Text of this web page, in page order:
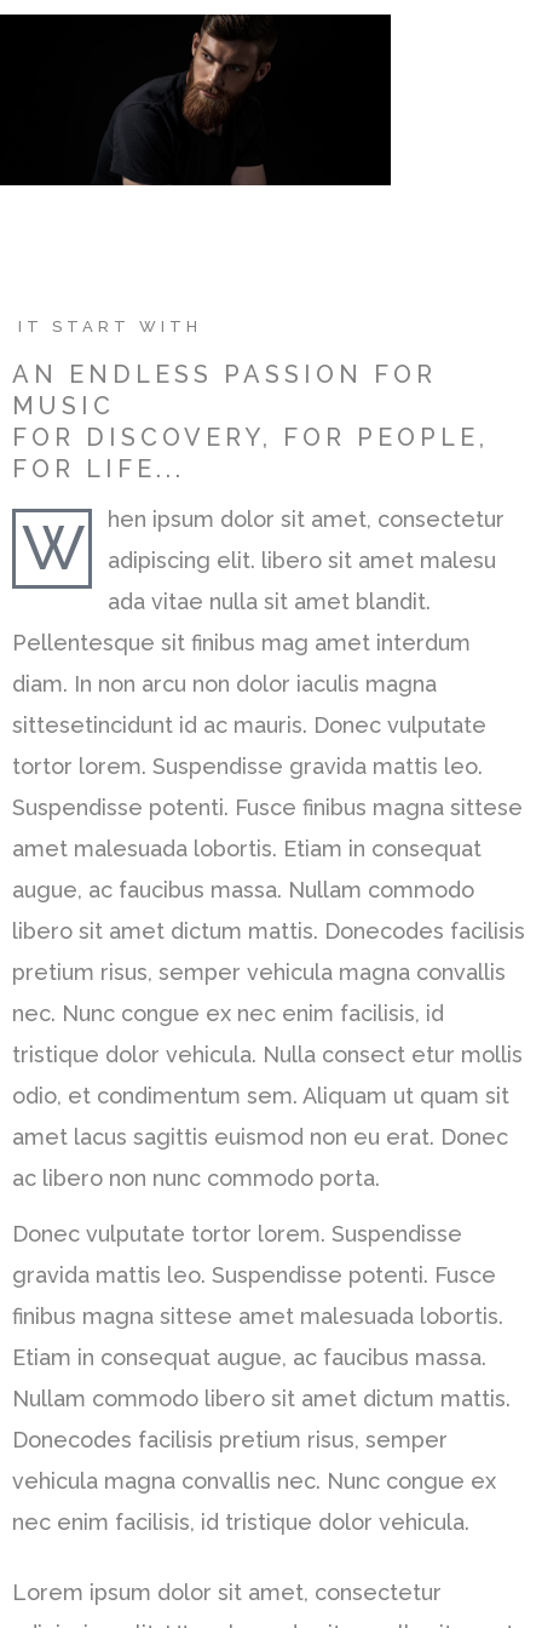
IT START WITH
AN ENDLESS PASSION FOR
MUSIC
FOR DISCOVERY, FOR PEOPLE,
FOR LIFE...
W
hen ipsum dolor sit amet, consectetur
adipiscing elit. libero sit amet malesu
ada vitae nulla sit amet blandit.
Pellentesque sit finibus mag amet interdum
diam. In non arcu non dolor iaculis magna
sittesetincidunt id ac mauris. Donec vulputate
tortor lorem. Suspendisse gravida mattis leo.
Suspendisse potenti. Fusce finibus magna sittese
amet malesuada lobortis. Etiam in consequat
augue, ac faucibus massa. Nullam commodo
libero sit amet dictum mattis. Donecodes facilisis
pretium risus, semper vehicula magna convallis
nec. Nunc congue ex nec enim facilisis, id
tristique dolor vehicula. Nulla consect etur mollis
odio, et condimentum sem. Aliquam ut quam sit
amet lacus sagittis euismod non eu erat. Donec
ac libero non nunc commodo porta.
Donec vulputate tortor lorem. Suspendisse
gravida mattis leo. Suspendisse potenti. Fusce
finibus magna sittese amet malesuada lobortis.
Etiam in consequat augue, ac faucibus massa.
Nullam commodo libero sit amet dictum mattis.
Donecodes facilisis pretium risus, semper
vehicula magna convallis nec. Nunc congue ex
nec enim facilisis, id tristique dolor vehicula.
Lorem ipsum dolor sit amet, consectetur